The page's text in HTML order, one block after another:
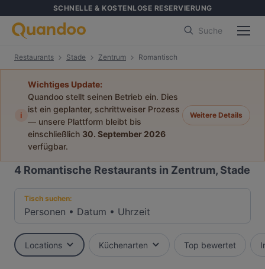
SCHNELLE & KOSTENLOSE RESERVIERUNG
Suche
Restaurants Stade Zentrum Romantisch
i
Wichtiges Update:
Quandoo stellt seinen Betrieb ein. Dies
ist ein geplanter, schrittweiser Prozess
— unsere Plattform bleibt bis
einschließlich 30. September 2026
verfügbar.
Weitere Details
4 Romantische Restaurants in Zentrum, Stade
Tisch suchen:
Personen • Datum • Uhrzeit
Locations Küchenarten Top bewertet